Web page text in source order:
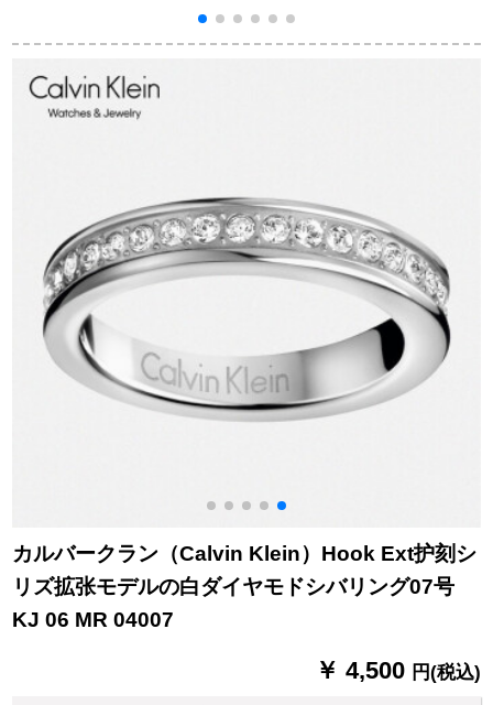
ュート110/AR 1911
光鏡面腕時計が落ち
る星DZ 7140
サイドベルの超薄女
カルバークラン（Calvin Klein）Hook Ext护刻シ
リズ拡张モデルの白ダイヤモドシバリング07号
KJ 06 MR 04007
￥ 4,500 円(税込)